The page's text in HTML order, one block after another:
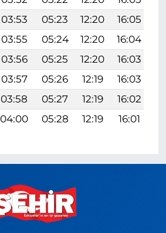
03:53 05:23 12:20 16:05
03:55 05:24 12:20 16:04
03:56 05:25 12:20 16:03
03:57 05:26 12:19 16:03
03:58 05:27 12:19 16:02
04:00 05:28 12:19 16:01